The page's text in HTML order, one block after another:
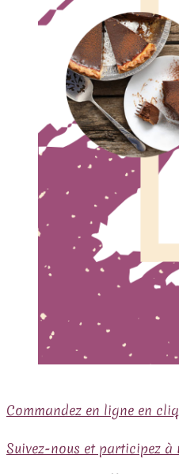
Commandez en ligne en
Suivez-nous et participez à